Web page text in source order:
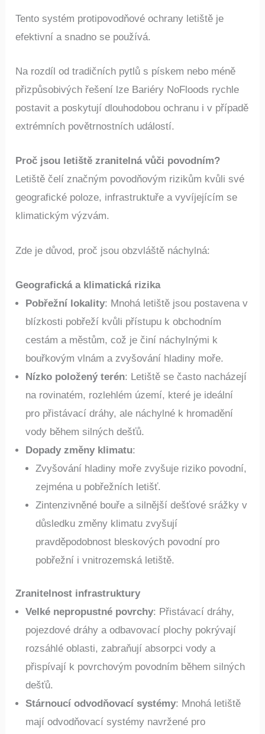
Tento systém protipovodňové ochrany letiště je
efektivní a snadno se používá.
Na rozdíl od tradičních pytlů s pískem nebo méně
přizpůsobivých řešení lze Bariéry NoFloods rychle
postavit a poskytují dlouhodobou ochranu i v případě
extrémních povětrnostních událostí.
Proč jsou letiště zranitelná vůči povodním?
Letiště čelí značným povodňovým rizikům kvůli své
geografické poloze, infrastruktuře a vyvíjejícím se
klimatickým výzvám.
Zde je důvod, proč jsou obzvláště náchylná:
Geografická a klimatická rizika
Pobřežní lokality: Mnohá letiště jsou postavena v
blízkosti pobřeží kvůli přístupu k obchodním
cestám a městům, což je činí náchylnými k
bouřkovým vlnám a zvyšování hladiny moře.
Nízko položený terén: Letiště se často nacházejí
na rovinatém, rozlehlém území, které je ideální
pro přistávací dráhy, ale náchylné k hromadění
vody během silných dešťů.
Dopady změny klimatu:
Zvyšování hladiny moře zvyšuje riziko povodní,
zejména u pobřežních letišť.
Zintenzivněné bouře a silnější dešťové srážky v
důsledku změny klimatu zvyšují
pravděpodobnost bleskových povodní pro
pobřežní i vnitrozemská letiště.
Zranitelnost infrastruktury
Velké nepropustné povrchy: Přistávací dráhy,
pojezdové dráhy a odbavovací plochy pokrývají
rozsáhlé oblasti, zabraňují absorpci vody a
přispívají k povrchovým povodním během silných
dešťů.
Stárnoucí odvodňovací systémy: Mnohá letiště
mají odvodňovací systémy navržené pro